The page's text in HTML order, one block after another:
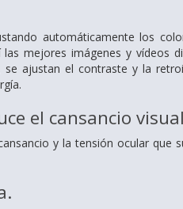
automáticamente los
mejores imágenes y vídeos
ajustan el contraste y la
el cansancio visual
y la tensión ocular que